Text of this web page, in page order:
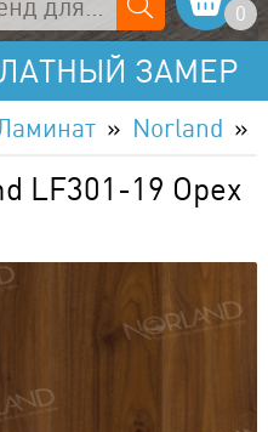
0
ЗАМЕР
Norland
LF301-19 Орех